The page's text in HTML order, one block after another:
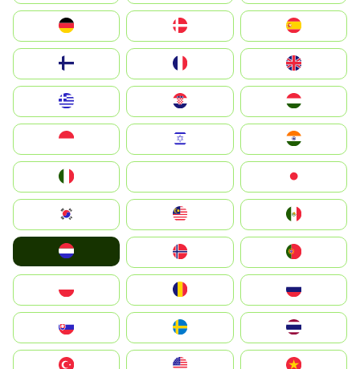
Deutschland
United Kingdom
Magyarország
South Korea
United States